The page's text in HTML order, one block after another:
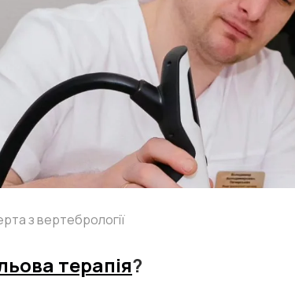
з вертебрології
терапія?